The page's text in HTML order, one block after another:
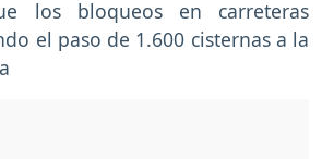
los bloqueos en carreteras
el paso de 1.600 cisternas a la